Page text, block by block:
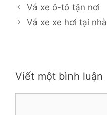
Vá xe ô-tô tận nơi
Vá xe xe hơi tại nhà
Viết một bình luận